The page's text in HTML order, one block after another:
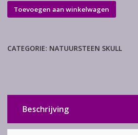
Mosagaat
skull
Toevoegen aan winkelwagen
CATEGORIE: NATUURSTEEN SKULL
Beschrijving